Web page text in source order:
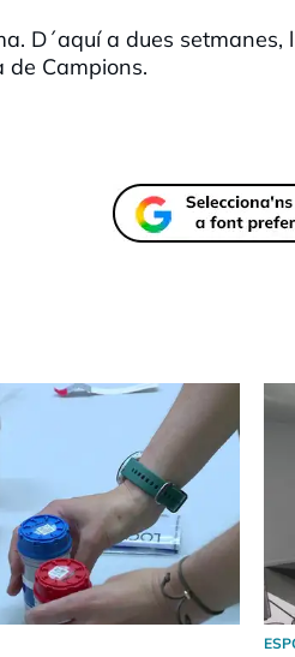
D´aquí a dues setmanes, l
de Campions.